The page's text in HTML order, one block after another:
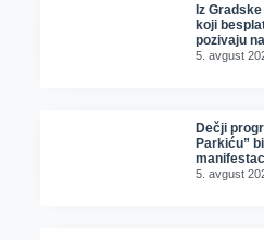
Iz
koji
pozivaju
5. avgust
Dečji
Parkiću”
5. avgust